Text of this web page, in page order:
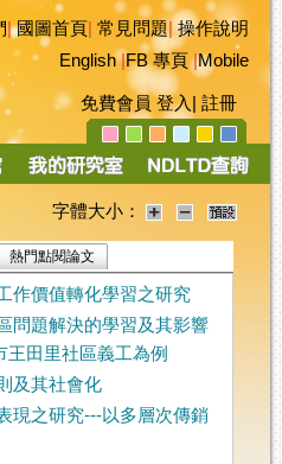
|國圖首頁 常見問題|操作說明
English|FB 專頁|Mobile
免費會員 登入 註冊
字體大小：
熱門點閱論文
作價值轉化學習之研究
問題解決的學習及其影響
田里社區義工為例
及其社會化
現之研究---以多層次傳銷